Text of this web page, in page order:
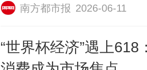
主题沉浸、情绪满足
《报告》显示，当前
南方都市报 2026-06-11
“世界杯经济”遇上618